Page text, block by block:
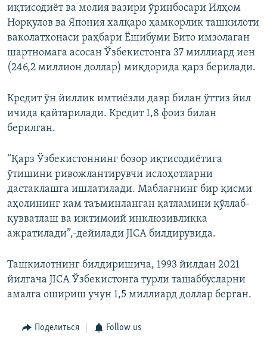
иқтисодиёт ва молия вазири ўринбосари Илҳом
Норқулов ва Япония халқаро ҳамкорлик ташкилоти
ваколатхонаси раҳбари Ёшибуми Бито имзолаган
шартномага асосан Ўзбекистонга 37 миллиард иен
(246,2 миллион доллар) миқдорида қарз берилади.
Кредит ўн йиллик имтиёзли давр билан ўттиз йил
ичида қайтарилади. Кредит 1,8 фоиз билан
берилган.
“Қарз Ўзбекистоннинг бозор иқтисодиётига
ўтишини ривожлантирувчи ислоҳотларни
дастаклашга ишлатилади. Маблағнинг бир қисми
аҳолининг кам таъминланган қатламини қўллаб-
қувватлаш ва ижтимоий инклюзивликка
ажратилади”,-дейилади JICA билдирувида.
Ташкилотнинг билдиришича, 1993 йилдан 2021
йилгача JICA Ўзбекистонга турли ташаббусларни
амалга ошириш учун 1,5 миллиард доллар берган.
Поделиться Follow us